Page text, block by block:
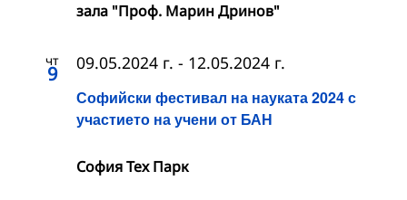
зала "Проф. Марин Дринов"
чт
9
Софийски фестивал на науката 2024 с
участието на учени от БАН
09.05.2024 г. - 12.05.2024 г.
София Тех Парк